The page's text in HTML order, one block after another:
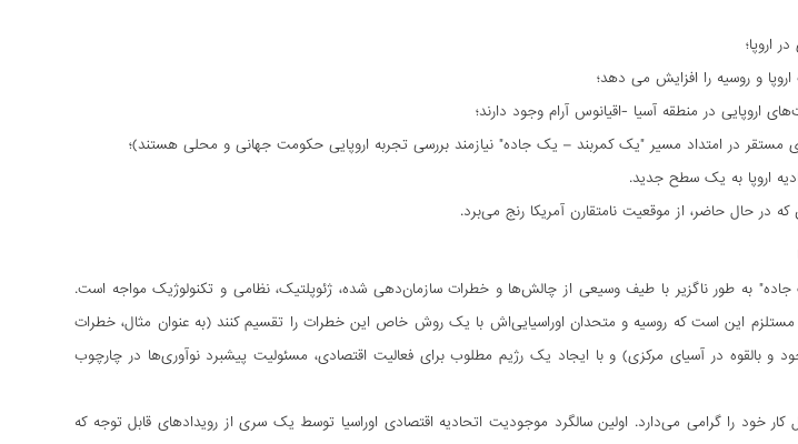
اروپا؛
اروپا و روسیه را افزایش می دهد؛
اروپایی در منطقه آسیا -اقیانوس آرام وجود دارند؛
مستقر در امتداد مسیر "یک کمربند – یک جاده" نیازمند بررسی تجربه اروپایی حکومت جهانی و محلی هستند)؛
اروپا به یک سطح جدید.
در حال حاضر، از موقعیت نامتقارن آمریکا رنج می‌برد.
به طور ناگزیر با طیف وسیعی از چالش‌ها و خطرات سازمان‌دهی شده، ژئوپلتیک، نظامی و تکنولوژیک مواجه است.
مستلزم این است که روسیه و متحدان اوراسیایی‌اش با یک روش خاص این خطرات را تقسیم کنند (به عنوان مثال، خطرات
و بالقوه در آسیای مرکزی) و با ایجاد یک رژیم مطلوب برای فعالیت اقتصادی، مسئولیت پیشبرد نوآوری‌ها در چارچوب
کار خود را گرامی می‌دارد. اولین سالگرد موجودیت اتحادیه اقتصادی اوراسیا توسط یک سری از رویدادهای قابل توجه که